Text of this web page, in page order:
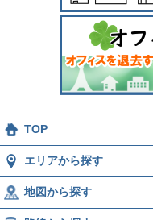
TOP
エリアから探す
地図から探す